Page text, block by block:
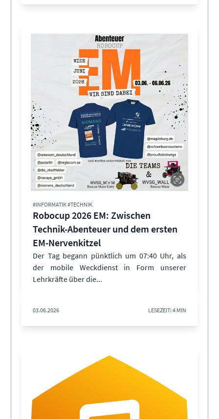
#INFORMATIK #TECHNIK
Robocup 2026 EM: Zwischen
Technik-Abenteuer und dem ersten
EM-Nervenkitzel
Der Tag begann pünktlich um 07:40 Uhr, als
der mobile Weckdienst in Form unserer
Lehrkräfte über die...
03.06.2026 LESEZEIT: 4 MIN